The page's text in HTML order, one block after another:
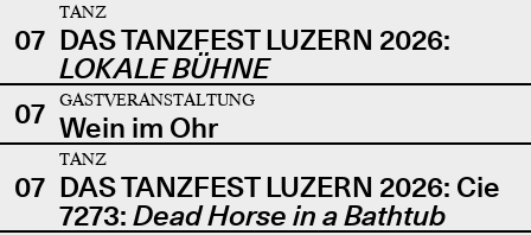
07
TANZ
DAS TANZFEST LUZERN 2026:
LOKALE BÜHNE
07
GASTVERANSTALTUNG
Wein im Ohr
07
TANZ
DAS TANZFEST LUZERN 2026: Cie
7273: Dead Horse in a Bathtub